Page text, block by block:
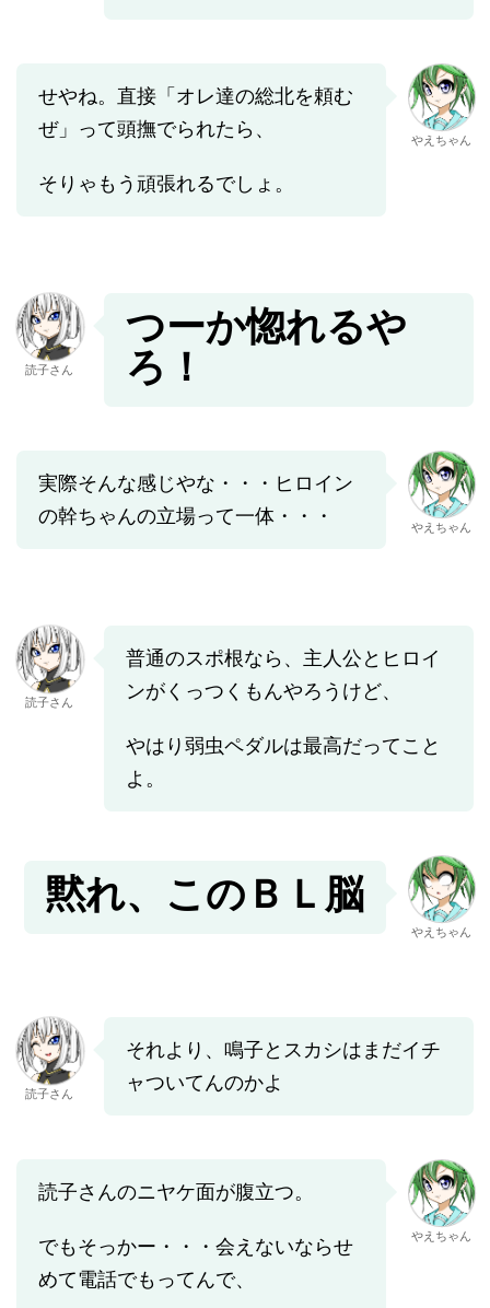
せやね。直接「オレ達の総北を頼む
ぜ」って頭撫でられたら、
そりゃもう頑張れるでしょ。
やえちゃん
読子さん
つーか惚れるや
ろ！
実際そんな感じやな・・・ヒロイン
の幹ちゃんの立場って一体・・・
やえちゃん
読子さん
普通のスポ根なら、主人公とヒロイ
ンがくっつくもんやろうけど、
やはり弱虫ペダルは最高だってこと
よ。
黙れ、このＢＬ脳
やえちゃん
読子さん
それより、鳴子とスカシはまだイチ
ャついてんのかよ
読子さんのニヤケ面が腹立つ。
でもそっかー・・・会えないならせ
めて電話でもってんで、
やえちゃん